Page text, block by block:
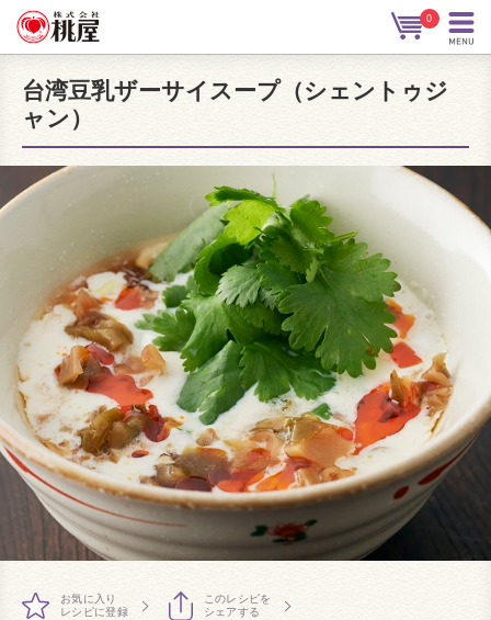
0
台湾豆乳ザーサイスープ（シェントゥジ
ャン）
お気に入り
レシピに登録
このレシピを
シェアする